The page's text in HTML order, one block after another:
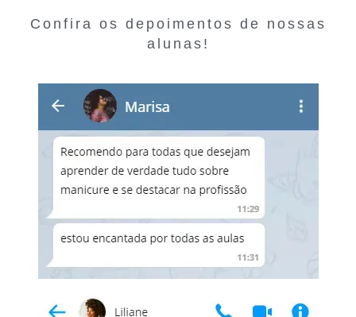
Confira os depoimentos de nossas
alunas!